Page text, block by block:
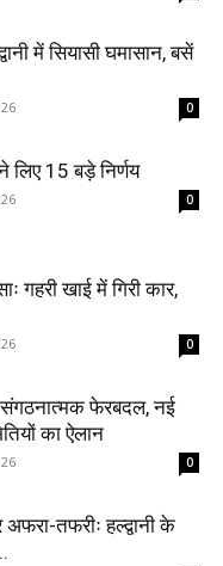
में सियासी घमासान, बसें
0
लिए 15 बड़े निर्णय
0
गहरी खाई में गिरी कार,
0
संगठनात्मक फेरबदल, नई
का ऐलान
0
तफरीः हल्द्वानी के